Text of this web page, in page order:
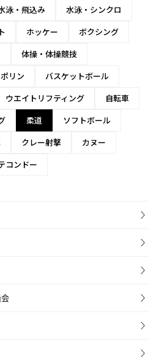
泳・飛込み
水泳・シンクロ
ホッケー
ボクシング
体操・体操競技
リン
バスケットボール
ウエイトリフティング
自転車
柔道
ソフトボール
クレー射撃
カヌー
コンドー